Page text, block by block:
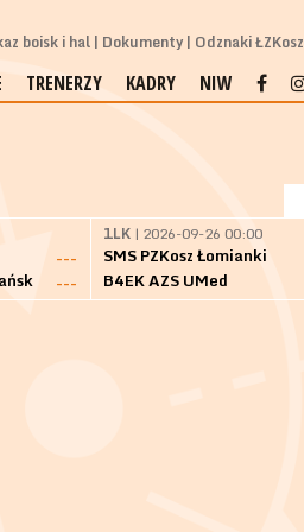
boisk i hal Dokumenty Odznaki ŁZKosz
TRENERZY KADRY NIW
---
---
1LK | 2026-09-26 00:00
SMS PZKosz Łomianki
B4EK AZS UMed